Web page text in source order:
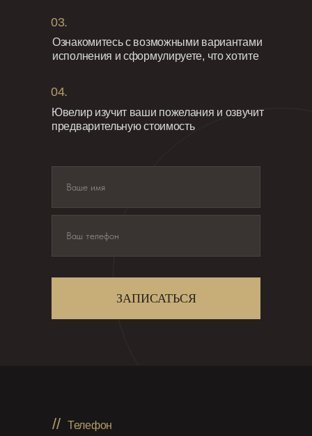
Ознакомитесь с возможными вариантами
исполнения и сформулируете, что хотите
03.
Ювелир изучит ваши пожелания и озвучит
предварительную стоимость
04.
ЗАПИСАТЬСЯ
Телефон
//